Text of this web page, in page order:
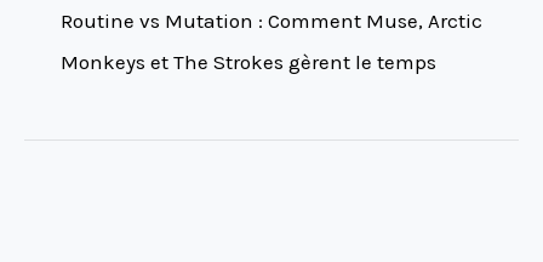
Routine vs Mutation : Comment Muse, Arctic
Monkeys et The Strokes gèrent le temps